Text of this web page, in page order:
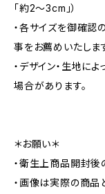
「約2～3cm」）
・各サイズを御確認
事をお薦めいたしま
・デザイン・生地に
場合があります。
＊お願い＊
・衛生上商品開封後
・画像は実際の商